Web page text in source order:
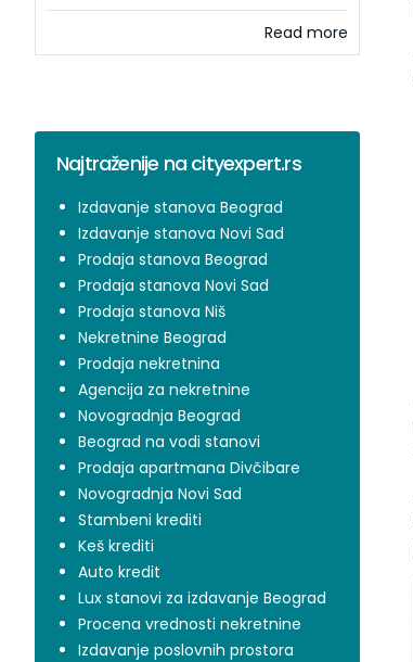
Read more
Najtraženije na cityexpert.rs
Izdavanje stanova Beograd
Izdavanje stanova Novi Sad
Prodaja stanova Beograd
Prodaja stanova Novi Sad
Prodaja stanova Niš
Nekretnine Beograd
Prodaja nekretnina
Agencija za nekretnine
Novogradnja Beograd
Beograd na vodi stanovi
Prodaja apartmana Divčibare
Novogradnja Novi Sad
Stambeni krediti
Keš krediti
Auto kredit
Lux stanovi za izdavanje Beograd
Procena vrednosti nekretnine
Izdavanje poslovnih prostora